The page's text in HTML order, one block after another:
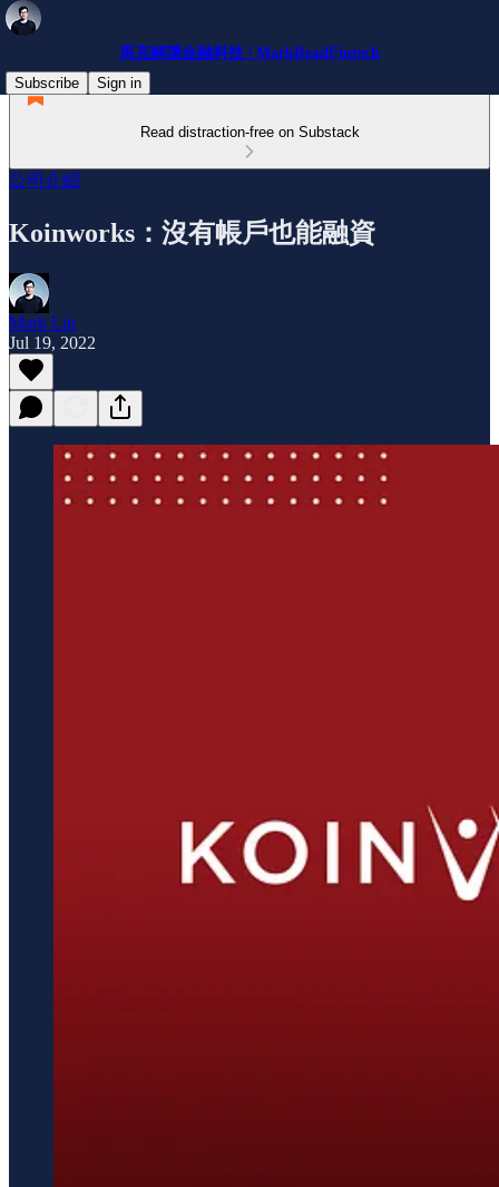
馬克解讀金融科技 | MarkReadFintech
Subscribe
Sign in
Read distraction-free on Substack
公司介紹
Koinworks：沒有帳戶也能融資
Mark Lin
Jul 19, 2022